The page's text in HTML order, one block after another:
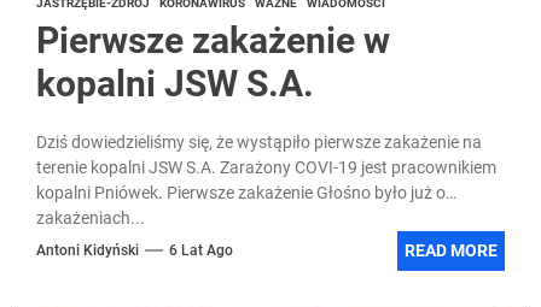
JASTRZĘBIE-ZDRÓJ KORONAWIRUS WAŻNE WIADOMOŚCI
Pierwsze zakażenie w
kopalni JSW S.A.
Dziś dowiedzieliśmy się, że wystąpiło pierwsze zakażenie na
terenie kopalni JSW S.A. Zarażony COVI-19 jest pracownikiem
kopalni Pniówek. Pierwsze zakażenie Głośno było już o
zakażeniach...
Antoni Kidyński 6 Lat Ago READ MORE